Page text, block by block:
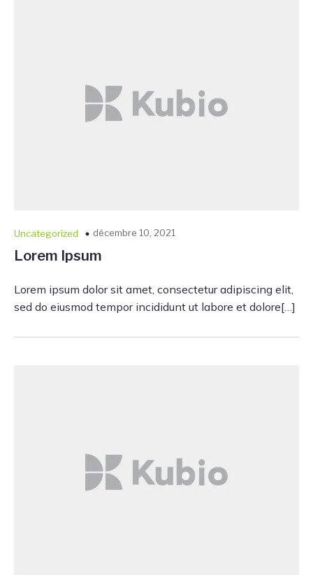
Uncategorized décembre 10, 2021
Lorem Ipsum
Lorem ipsum dolor sit amet, consectetur adipiscing elit,
sed do eiusmod tempor incididunt ut labore et dolore[…]